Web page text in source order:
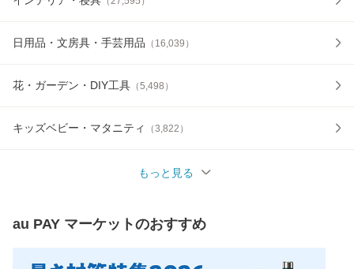
日用品・文房具・手芸用品 （ 16,039 ）
花・ガーデン・DIY工具 （5,498 ）
キッズベビー・マタニティ （3,822 ）
もっと見る
au PAY マーケットのおすすめ